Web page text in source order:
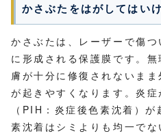
かさぶたをはがしてはい
かさぶたは、レーザーで傷
に形成される保護膜です。
膚が十分に修復されないま
が起きやすくなります。炎
（PIH：炎症後色素沈着）
素沈着はシミよりも均一でな